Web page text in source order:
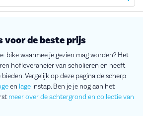
voor de beste prijs
bike waarmee je gezien mag worden? Het
hofleverancier van scholieren en heeft
Vergelijk op deze pagina de scherp
en lage instap. Ben je je nog aan het
meer over de achtergrond en collectie van